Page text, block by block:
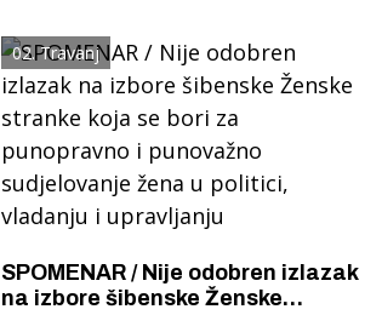
Radnička organizacija i hrvatski
naglašene Udruga vinogradara i
Glas toverne
02. Travanj
SPOMENAR / Nije odobren izlazak
na izbore šibenske Ženske